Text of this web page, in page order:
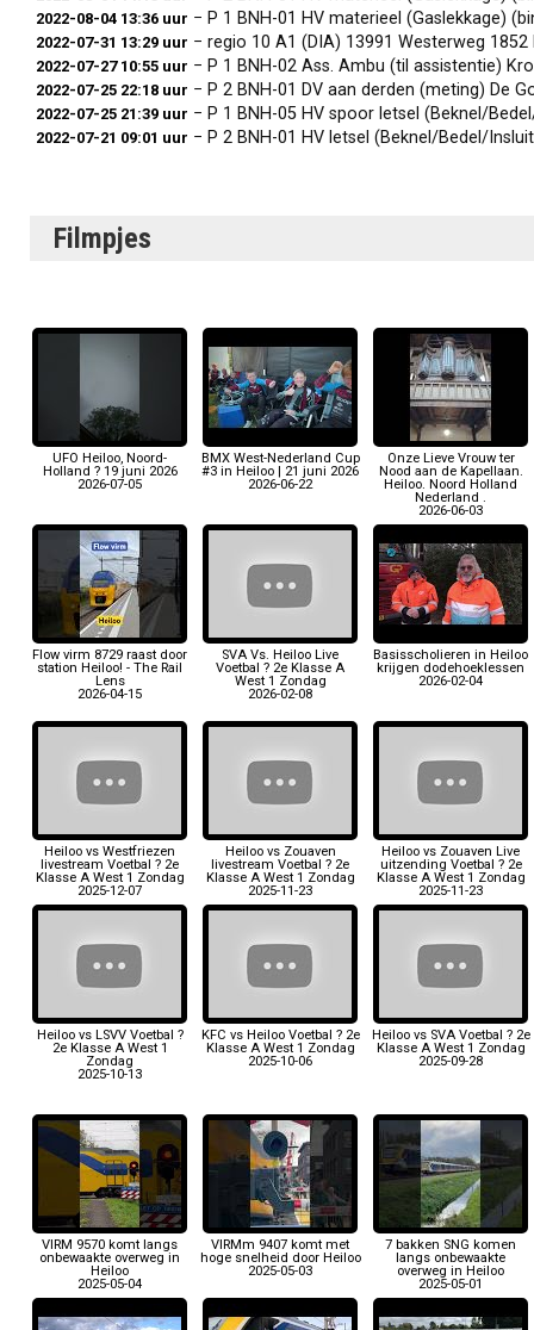
2022-08-04 13:36 uur − P 1 BNH-01 HV materieel (Gaslekkage)
2022-07-31 13:29 uur − regio 10 A1 (DIA) 13991 Westerweg
2022-07-27 10:55 uur − P 1 BNH-02 Ass. Ambu (til assistentie)
2022-07-25 22:18 uur − P 2 BNH-01 DV aan derden (meting) De
2022-07-25 21:39 uur − P 1 BNH-05 HV spoor letsel (Beknel/Bedel/
2022-07-21 09:01 uur − P 2 BNH-01 HV letsel (Beknel/Bedel/
Filmpjes
UFO Heiloo, Noord-
Holland ? 19 juni 2026
2026-07-05
BMX West-Nederland Cup
#3 in Heiloo | 21 juni 2026
2026-06-22
Onze Lieve Vrouw ter
Nood aan de Kapellaan.
Heiloo. Noord Holland
Nederland .
2026-06-03
Flow virm 8729 raast door
station Heiloo! - The Rail
Lens
2026-04-15
SVA Vs. Heiloo Live
Voetbal ? 2e Klasse A
West 1 Zondag
2026-02-08
Basisscholieren in Heiloo
krijgen dodehoeklessen
2026-02-04
Heiloo vs Westfriezen
livestream Voetbal ? 2e
Klasse A West 1 Zondag
2025-12-07
Heiloo vs Zouaven
livestream Voetbal ? 2e
Klasse A West 1 Zondag
2025-11-23
Heiloo vs Zouaven Live
uitzending Voetbal ? 2e
Klasse A West 1 Zondag
2025-11-23
Heiloo vs LSVV Voetbal ?
2e Klasse A West 1
Zondag
2025-10-13
KFC vs Heiloo Voetbal ? 2e
Klasse A West 1 Zondag
2025-10-06
Heiloo vs SVA Voetbal ? 2e
Klasse A West 1 Zondag
2025-09-28
VIRM 9570 komt langs
onbewaakte overweg in
Heiloo
2025-05-04
VIRMm 9407 komt met
hoge snelheid door Heiloo
2025-05-03
7 bakken SNG komen
langs onbewaakte
overweg in Heiloo
2025-05-01